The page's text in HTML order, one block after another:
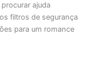
ajuda
filtros de segurança
para um romance